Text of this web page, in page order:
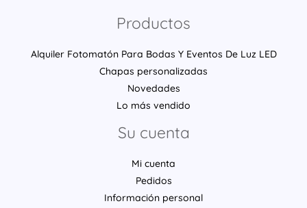
Productos
Alquiler Fotomatón Para Bodas Y Eventos De Luz LED
Chapas personalizadas
Novedades
Lo más vendido
Su cuenta
Mi cuenta
Pedidos
Información personal